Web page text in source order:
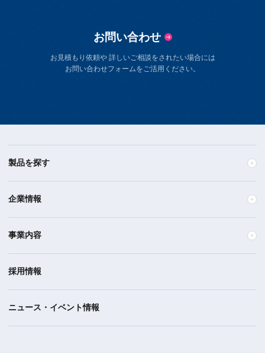
お問い合わせ
お見積もり依頼や 詳しいご相談をされたい場合には
お問い合わせフォームをご活用ください。
製品を探す
企業情報
事業内容
採用情報
ニュース・イベント情報